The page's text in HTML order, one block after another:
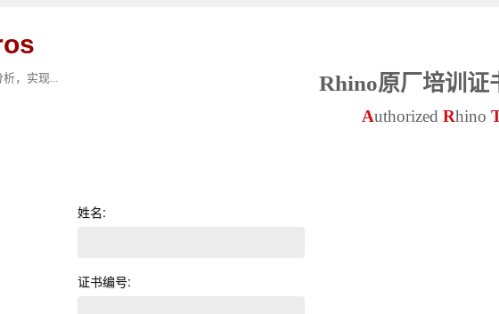
，实现... Rhino原厂培训证
Authorized Rhino
姓名:
证书编号: